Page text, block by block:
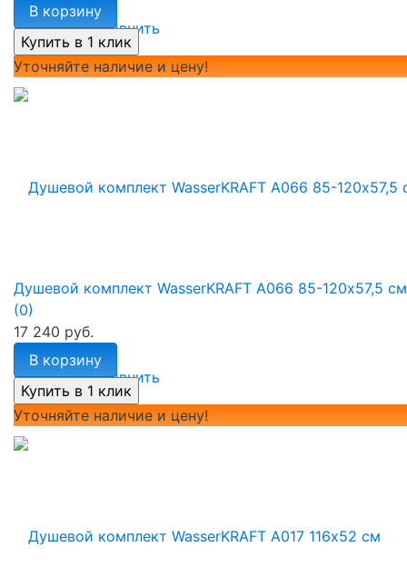
избранное сравнить
В корзину
Уточняйте наличие и цену!
избранное сравнить
Душевой комплект WasserKRAFT A066 85-120х57,5 см
(0)
17 240 руб.
В корзину
Уточняйте наличие и цену!